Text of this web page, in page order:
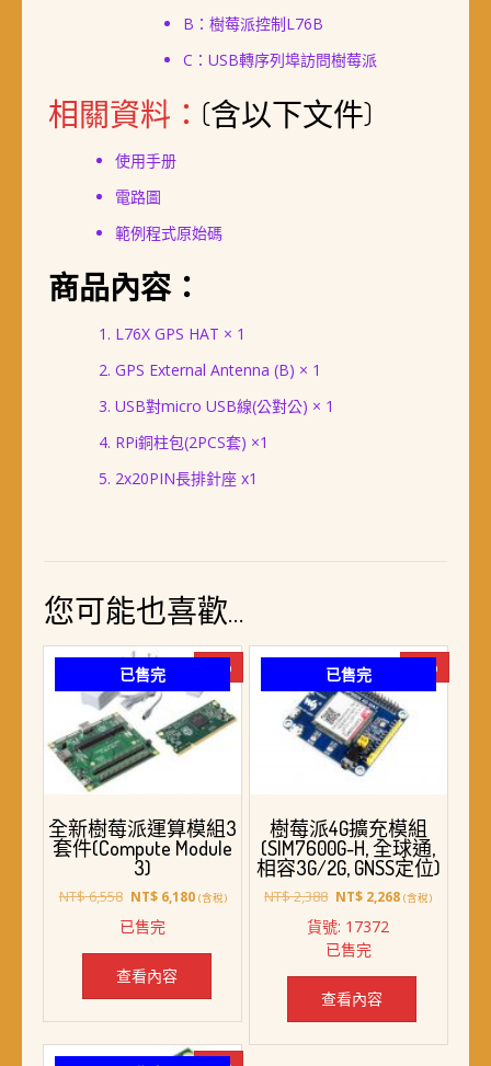
B：樹莓派控制L76B
C：USB轉序列埠訪問樹莓派
相關資料： (含以下文件)
使用手册
電路圖
範例程式原始碼
商品內容：
L76X GPS HAT × 1
GPS External Antenna (B) × 1
USB對micro USB線(公對公) × 1
RPi銅柱包(2PCS套) ×1
2x20PIN長排針座 x1
您可能也喜歡…
已售完 -6%
全新樹莓派運算模組3
套件(Compute Module
3)
NT$6,558 原
價
格：
NT$ 6,558。
NT$6,180目
格：
(含稅)
已售完
查看內容
已售完 -5%
樹莓派4G擴充模組
(SIM7600G-H, 全球通,
相容3G/2G, GNSS定位)
NT$2,388 原
價
格：
NT$ 2,388。
NT$ 2,268目
NT$ 2,268。
(含稅)
貨號: 17372
已售完
查看內容